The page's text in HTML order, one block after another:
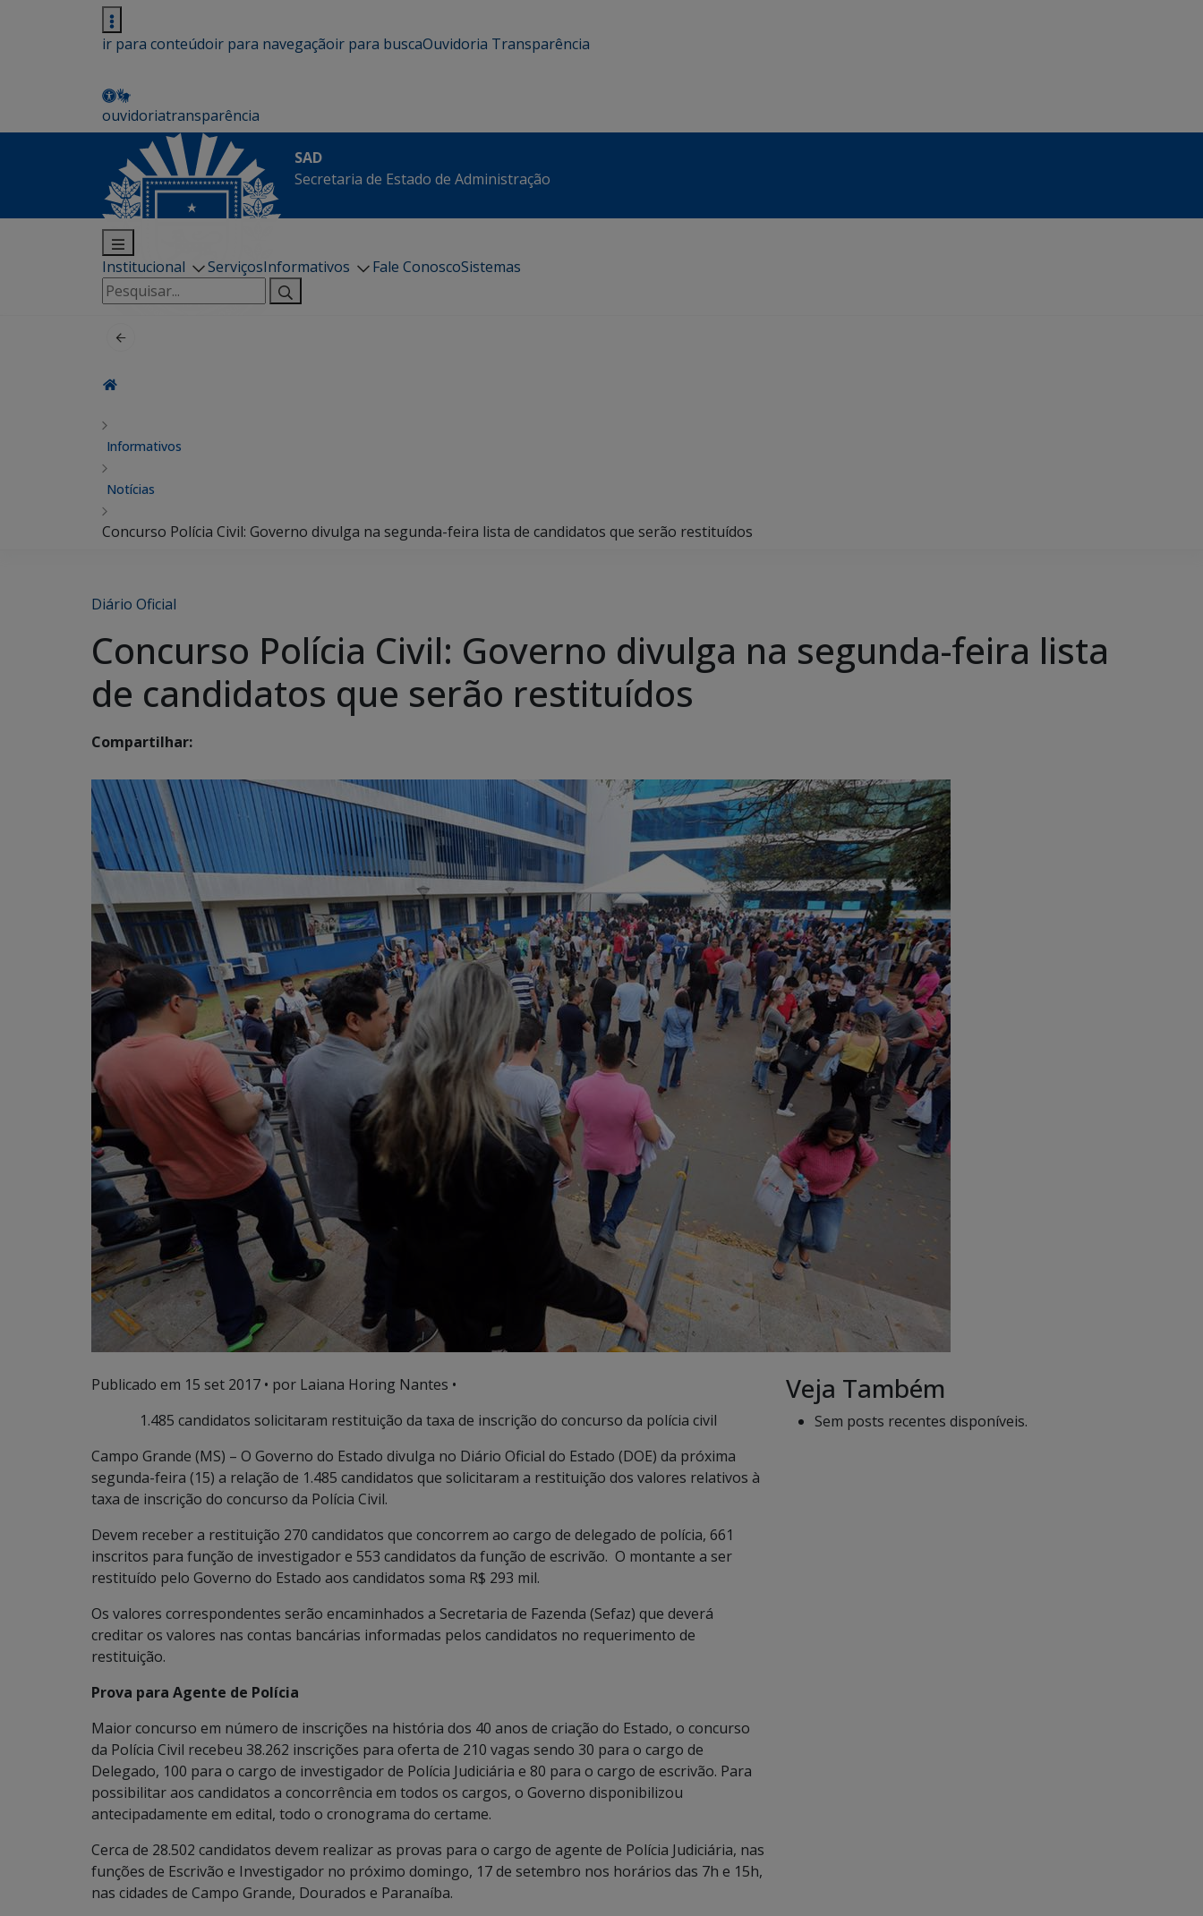
ir para conteúdoir para navegaçãoir para buscaOuvidoria Transparência
ouvidoriatransparência
SAD
Secretaria de Estado de Administração
Institucional ServiçosInformativos Fale ConoscoSistemas
Pesquisar
por:
Informativos
Notícias
Concurso Polícia Civil: Governo divulga na segunda-feira lista de candidatos que serão restituídos
Diário Oficial
Concurso Polícia Civil: Governo divulga na segunda-feira lista
de candidatos que serão restituídos
Compartilhar:
Publicado em 15 set 2017 • por Laiana Horing Nantes •
1.485 candidatos solicitaram restituição da taxa de inscrição do concurso da polícia civil
Campo Grande (MS) – O Governo do Estado divulga no Diário Oficial do Estado (DOE) da próxima
segunda-feira (15) a relação de 1.485 candidatos que solicitaram a restituição dos valores relativos à
taxa de inscrição do concurso da Polícia Civil.
Devem receber a restituição 270 candidatos que concorrem ao cargo de delegado de polícia, 661
inscritos para função de investigador e 553 candidatos da função de escrivão. O montante a ser
restituído pelo Governo do Estado aos candidatos soma R$ 293 mil.
Os valores correspondentes serão encaminhados a Secretaria de Fazenda (Sefaz) que deverá
creditar os valores nas contas bancárias informadas pelos candidatos no requerimento de
restituição.
Prova para Agente de Polícia
Maior concurso em número de inscrições na história dos 40 anos de criação do Estado, o concurso
da Polícia Civil recebeu 38.262 inscrições para oferta de 210 vagas sendo 30 para o cargo de
Delegado, 100 para o cargo de investigador de Polícia Judiciária e 80 para o cargo de escrivão. Para
possibilitar aos candidatos a concorrência em todos os cargos, o Governo disponibilizou
antecipadamente em edital, todo o cronograma do certame.
Cerca de 28.502 candidatos devem realizar as provas para o cargo de agente de Polícia Judiciária, nas
funções de Escrivão e Investigador no próximo domingo, 17 de setembro nos horários das 7h e 15h,
nas cidades de Campo Grande, Dourados e Paranaíba.
Veja Também
Sem posts recentes disponíveis.